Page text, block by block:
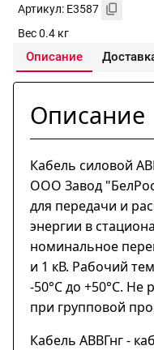
Артикул: E3587
Вес 0.4 кг
Описание
Описание
Кабель силовой
ООО Завод
для передачи и
энергии в
номинальное
и 1 кВ. Рабочий
-50°С до +50°С. Не
при групповой
Кабель АВВГнг -